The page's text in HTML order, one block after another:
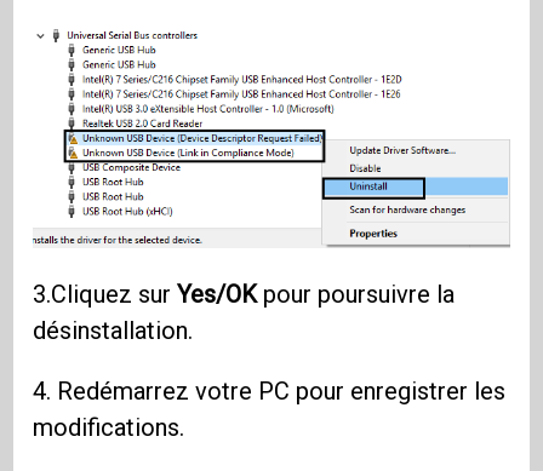
3.Cliquez surYes/OKpour poursuivre la
désinstallation.
4. Redémarrez votre PC pour enregistrer les
modifications.